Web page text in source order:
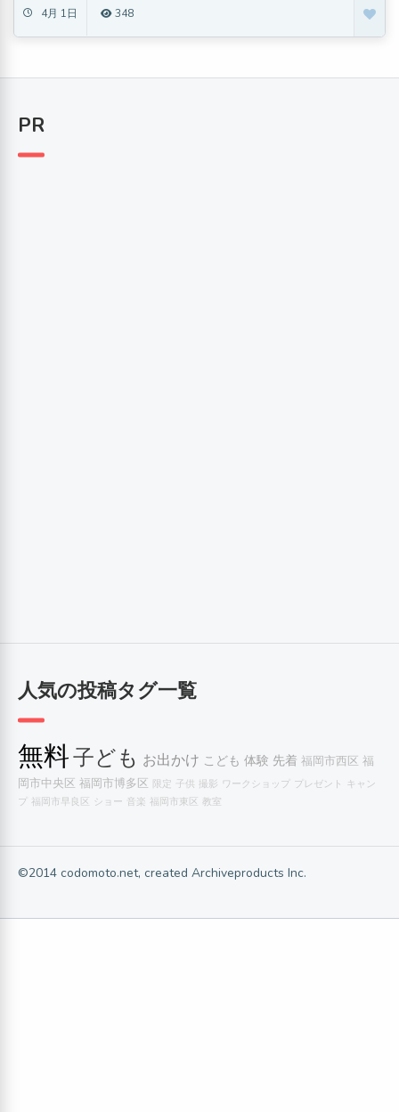
4月 1日 348
PR
人気の投稿タグ一覧
無料子ども お出かけ こども 体験 先着 福岡市西区 福
岡市中央区 福岡市博多区 限定 子供 撮影 ワークショップ プレゼント キャン
プ 福岡市早良区 ショー 音楽 福岡市東区 教室
©2014 codomoto.net, created Archiveproducts Inc.